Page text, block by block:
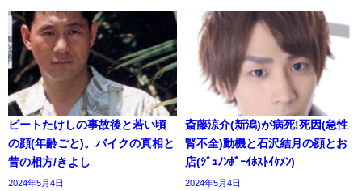
ビートたけしの事故後と若い頃
の顔(年齢ごと)。バイクの真相と
昔の相方/きよし
2024年5月4日
斎藤涼介(新潟)が病死!死因(急性
腎不全)動機と石沢結月の顔とお
店(ｼﾞｭﾉﾝﾎﾞｰｲﾎｽﾄｲｹﾒﾝ)
2024年5月4日